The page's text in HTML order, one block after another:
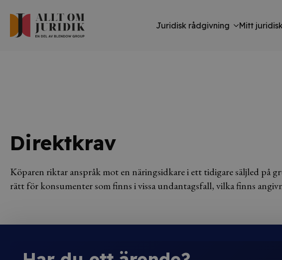
Juridisk rådgivning Mitt
Direktkrav
Köparen riktar anspråk mot en näringsidkare i ett tidigare säljled på
rätt för konsumenter som finns i vissa undantagsfall, vilka finns